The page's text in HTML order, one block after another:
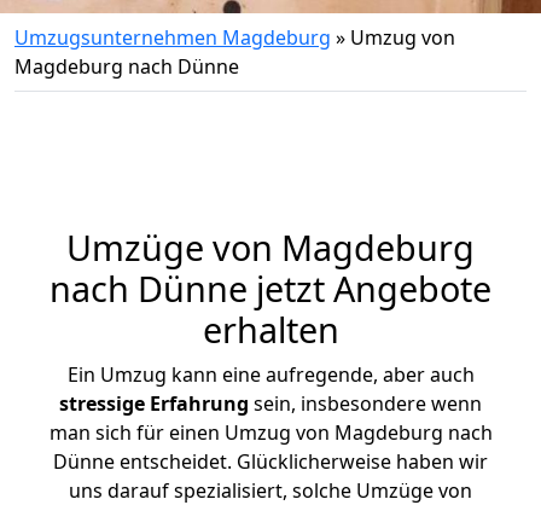
Umzugsunternehmen Magdeburg » Umzug von
Magdeburg nach Dünne
Umzüge von Magdeburg
nach Dünne jetzt Angebote
erhalten
Ein Umzug kann eine aufregende, aber auch
stressige Erfahrung sein, insbesondere wenn
man sich für einen Umzug von Magdeburg nach
Dünne entscheidet. Glücklicherweise haben wir
uns darauf spezialisiert, solche Umzüge von